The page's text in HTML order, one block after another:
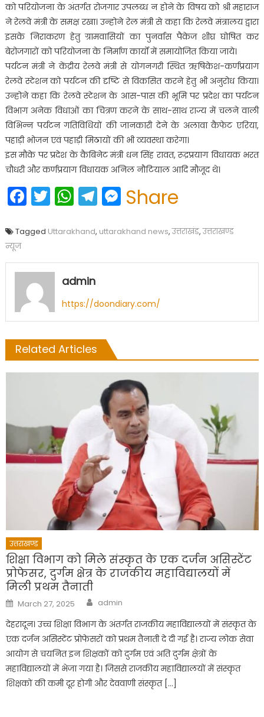
को परियोजना के अंतर्गत रोजगार उपलब्ध न होने के विषय को श्री महाराज
ने रेलवे मंत्री के समक्ष रखा। उन्होने रेल मंत्री से कहा कि रेलवे मंत्रालय द्वारा
इसके निराकरण हेतु ग्रामवासियों का पुनर्वास पैकेज शीघ्र घोषित कर
बेरोजगारों को परियोजना के निर्माण कार्यों में समायोजित किया जाये।
पर्यटन मंत्री ने केंद्रीय रेलवे मंत्री से योगनगरी स्थित ऋषिकेश-कर्णप्रयाग
रेलवे स्टेशन को पर्यटन की दृष्टि से विकसित करने हेतु भी अनुरोध किया।
उन्होने कहा कि रेलवे स्टेशन के आस-पास की भूमि पर प्रदेश का पर्यटन
विभाग अनेक विधाओं का चित्रण करने के साथ-साथ राज्य में चलने वाली
विभिन्न पर्यटन गतिविधियों की जानकारी देने के अलावा कैफेट एरिया,
पहाड़ी भोजन एवं पहाड़ी मिठायों की भी व्यवस्था करेगा।
इस मौके पर प्रदेश के कैबिनेट मंत्री धन सिंह रावत, रूद्रप्रयाग विधायक भरत
चौधरी और कर्णप्रयाग विधायक अनिल नौटियाल आदि मौजूद थे।
Facebook
Twitter
WhatsApp
Telegram
Messenger
Share
Tagged Uttarakhand, uttarakhand news,उत्तराखंड,उत्तराखण्ड
न्यूज
admin
https://doondiary.com/
Related Articles
उत्तराखण्ड
शिक्षा विभाग को मिले संस्कृत के एक दर्जन असिस्टेंट
प्रोफेसर, दुर्गम क्षेत्र के राजकीय महाविद्यालयों में
मिली प्रथम तैनाती
Posted
on
March 27, 2025 Author
admin
देहरादून। उच्च शिक्षा विभाग के अंतर्गत राजकीय महाविद्यालयों में संस्कृत के
एक दर्जन असिस्टेंट प्रोफेसरों को प्रथम तैनाती दे दी गई है। राज्य लोक सेवा
आयोग से चयनित इन शिक्षकों को दुर्गम एवं अति दुर्गम क्षेत्रों के
महाविद्यालयों में भेजा गया है। जिससे राजकीय महाविद्यालयों में संस्कृत
शिक्षकों की कमी दूर होगी और देववाणी संस्कृत […]